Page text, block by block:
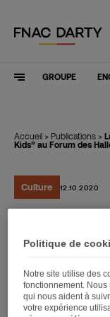
GROUPE
Accueil > Publications >
Kids” au Forum des
Culture 12.10.2020
La
Kids”
Politique de
Notre site utilise des
fonctionnement.
qui nous aident à
votre expérience